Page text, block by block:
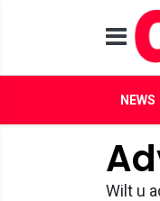
NEWS
Wilt u